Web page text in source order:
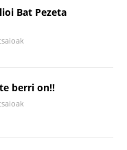
Bat Pezeta
berri on!!